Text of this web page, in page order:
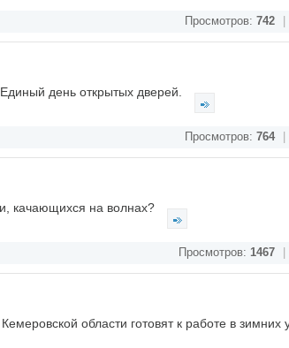
Просмотров: 742
день открытых дверей.
Просмотров: 764
качающихся на волнах?
Просмотров: 1467
области готовят к работе в зимних